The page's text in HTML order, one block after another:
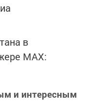
в
MАХ:
и интересным